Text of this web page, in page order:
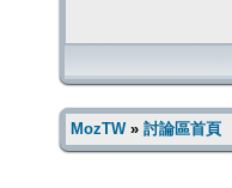
MozTW» 討論區首頁